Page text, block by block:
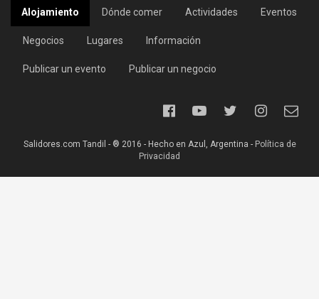
Alojamiento Dónde comer Actividades Eventos
Negocios Lugares Información
Publicar un evento Publicar un negocio
Salidores.com Tandil - ® 2016 - Hecho en Azul, Argentina - Política de
Privacidad